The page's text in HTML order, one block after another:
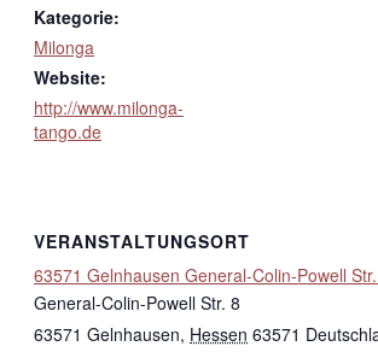
Kategorie:
Milonga
Website:
http://www.milonga-
tango.de
VERANSTALTUNGSORT
63571 Gelnhausen General-Colin-Powell
General-Colin-Powell Str. 8
63571 Gelnhausen, Hessen 63571